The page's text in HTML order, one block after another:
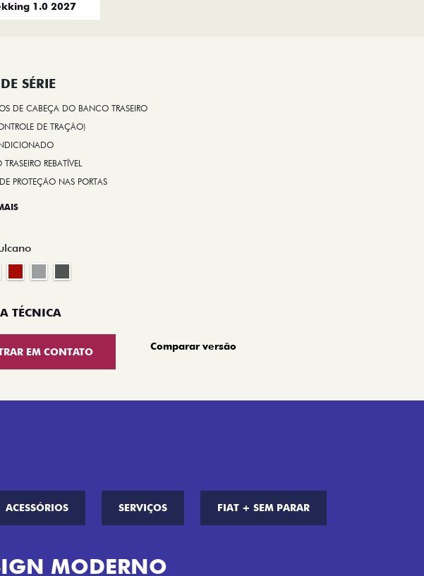
1.0 2027
SÉRIE
DE CABEÇA DO BANCO TRASEIRO
DE TRAÇÃO)
REBATÍVEL
PROTEÇÃO NAS PORTAS
TÉCNICA
EM CONTATO Comparar versão
ACESSÓRIOS SERVIÇOS FIAT + SEM PARAR
OPÇÕES DE CORES